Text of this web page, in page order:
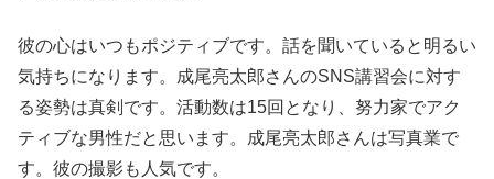
彼の心はいつもポジティブです。話を聞いていると明るい
気持ちになります。成尾亮太郎さんのSNS講習会に対す
る姿勢は真剣です。活動数は15回となり、努力家でアク
ティブな男性だと思います。成尾亮太郎さんは写真業で
す。彼の撮影も人気です。